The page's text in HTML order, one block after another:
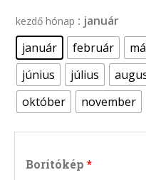
kezdő hónap : január
január
február
június
július
október
november
Borítókép